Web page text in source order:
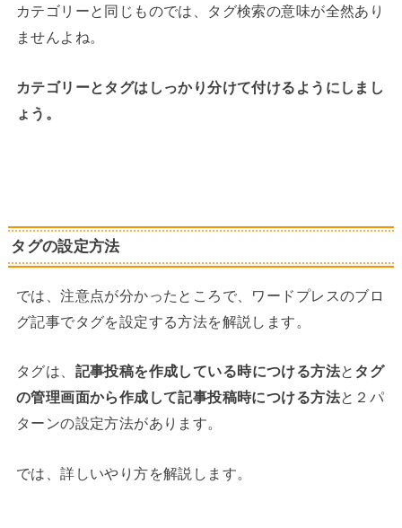
カテゴリーと同じものでは、タグ検索の意味が全然あり
ませんよね。
カテゴリーとタグはしっかり分けて付けるようにしまし
ょう。
タグの設定方法
では、注意点が分かったところで、ワードプレスのブロ
グ記事でタグを設定する方法を解説します。
タグは、 記事投稿を作成している時につける方法と タグ
の管理画面から作成して記事投稿時につける方法と２パ
ターンの設定方法があります。
では、詳しいやり方を解説します。